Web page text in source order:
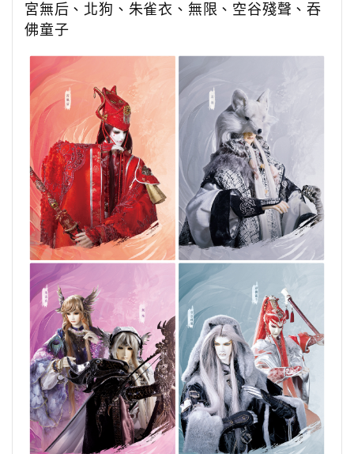
宮無后、北狗、朱雀衣、無限、空谷殘聲、吞
佛童子